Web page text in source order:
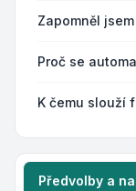
Zapomněl
Proč se
K čemu slouží
Předvolby a